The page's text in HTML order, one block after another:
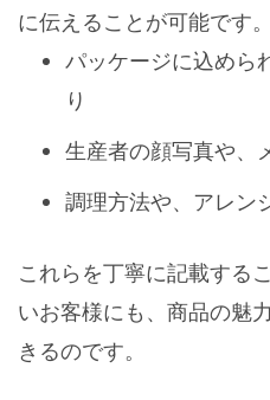
に伝えることが可能です。
パッケージに込めら
り
生産者の顔写真や、
調理方法や、アレン
これらを丁寧に記載する
いお客様にも、商品の魅
きるのです。